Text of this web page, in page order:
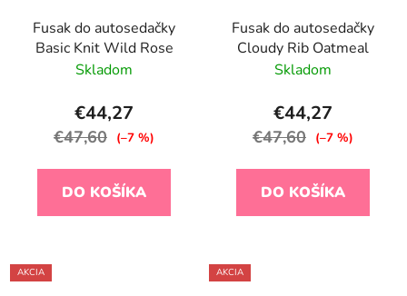
Fusak do autosedačky
Basic Knit Wild Rose
Skladom
€44,27
€47,60 (–7 %)
DO KOŠÍKA
Fusak do autosedačky
Cloudy Rib Oatmeal
Skladom
€44,27
€47,60 (–7 %)
DO KOŠÍKA
AKCIA AKCIA